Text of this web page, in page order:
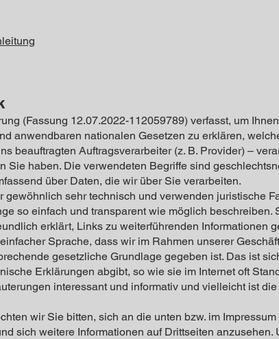
(Fassung 12.07.2022-112059789) verfasst, um
anwendbaren nationalen Gesetzen zu erklären,
beauftragten Auftragsverarbeiter (z. B. Provider) –
Sie haben. Die verwendeten Begriffe sind
über Daten, die wir über Sie verarbeiten.
gewöhnlich sehr technisch und verwenden juristische
so einfach und transparent wie möglich beschreiben.
erklärt, Links zu weiterführenden Informationen
Sprache, dass wir im Rahmen unserer
gesetzliche Grundlage gegeben ist. Das ist
Erklärungen abgibt, so wie sie im Internet oft
interessant und informativ und vielleicht ist
wir Sie bitten, sich an die unten bzw. im
sich weitere Informationen auf Drittseiten anzusehen.